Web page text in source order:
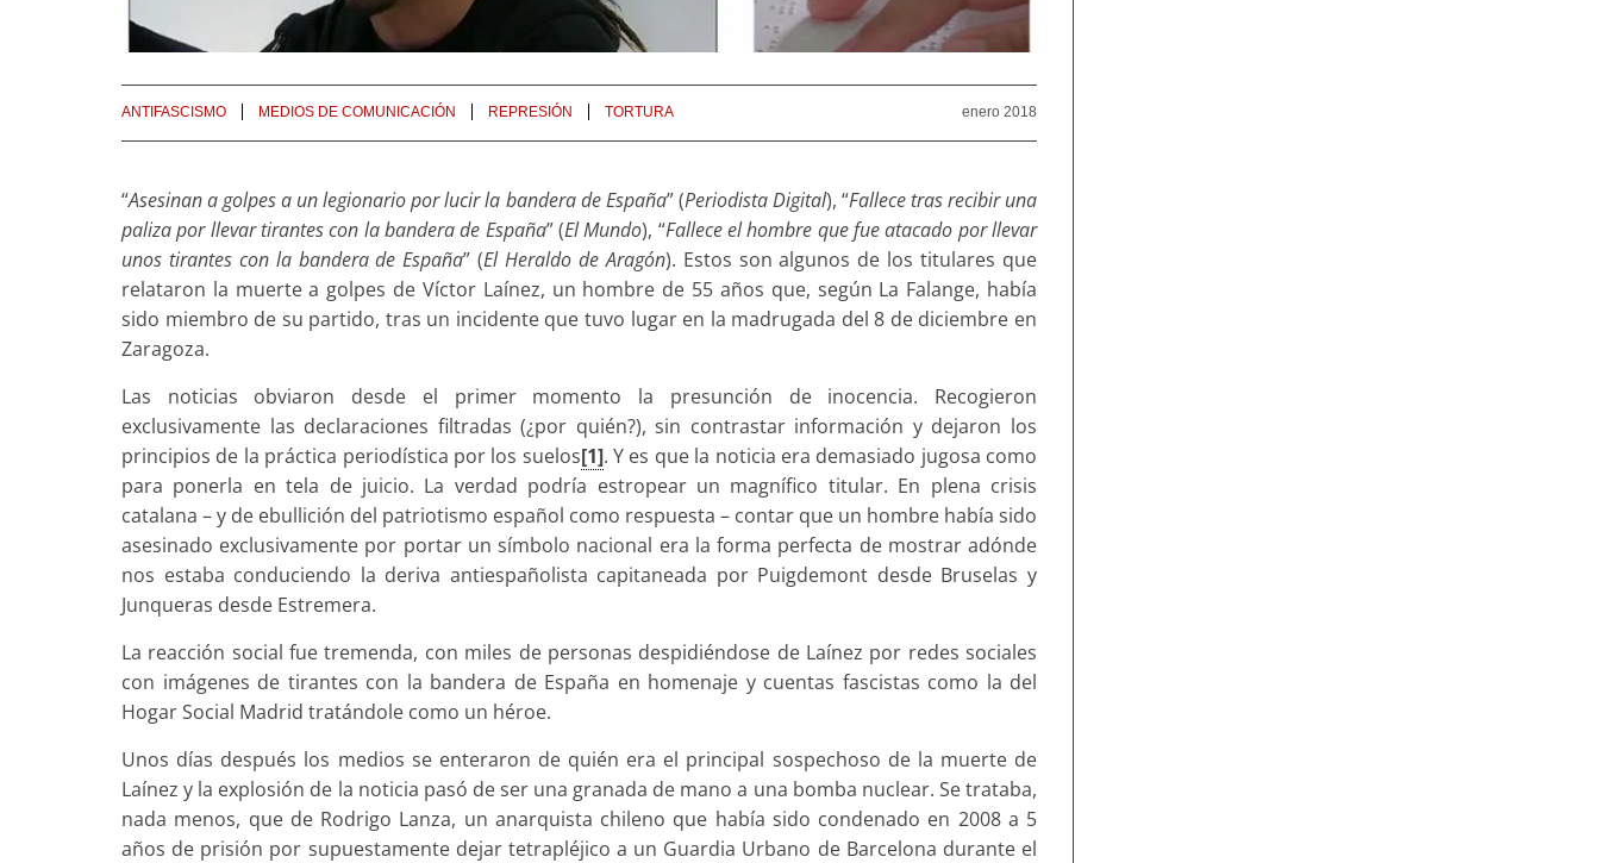
enero 2018
ANTIFASCISMO MEDIOS DE COMUNICACIÓN REPRESIÓN TORTURA
“Asesinan a golpes a un legionario por lucir la bandera de España” (Periodista Digital), “Fallece tras recibir una
paliza por llevar tirantes con la bandera de España” (El Mundo), “Fallece el hombre que fue atacado por llevar
unos tirantes con la bandera de España” (El Heraldo de Aragón). Estos son algunos de los titulares que
relataron la muerte a golpes de Víctor Laínez, un hombre de 55 años que, según La Falange, había
sido miembro de su partido, tras un incidente que tuvo lugar en la madrugada del 8 de diciembre en
Zaragoza.
Las noticias obviaron desde el primer momento la presunción de inocencia. Recogieron
exclusivamente las declaraciones filtradas (¿por quién?), sin contrastar información y dejaron los
principios de la práctica periodística por los suelos[1]. Y es que la noticia era demasiado jugosa como
para ponerla en tela de juicio. La verdad podría estropear un magnífico titular. En plena crisis
catalana – y de ebullición del patriotismo español como respuesta – contar que un hombre había sido
asesinado exclusivamente por portar un símbolo nacional era la forma perfecta de mostrar adónde
nos estaba conduciendo la deriva antiespañolista capitaneada por Puigdemont desde Bruselas y
Junqueras desde Estremera.
La reacción social fue tremenda, con miles de personas despidiéndose de Laínez por redes sociales
con imágenes de tirantes con la bandera de España en homenaje y cuentas fascistas como la del
Hogar Social Madrid tratándole como un héroe.
Unos días después los medios se enteraron de quién era el principal sospechoso de la muerte de
Laínez y la explosión de la noticia pasó de ser una granada de mano a una bomba nuclear. Se trataba,
nada menos, que de Rodrigo Lanza, un anarquista chileno que había sido condenado en 2008 a 5
años de prisión por supuestamente dejar tetrapléjico a un Guardia Urbano de Barcelona durante el